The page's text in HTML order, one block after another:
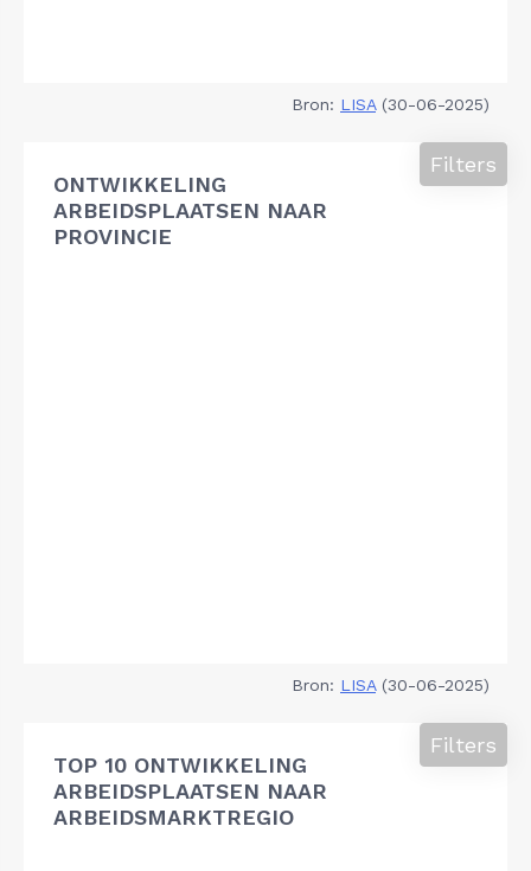
Bron: LISA(30-06-2025)
ONTWIKKELING
ARBEIDSPLAATSEN NAAR
PROVINCIE
Filters
Bron: LISA(30-06-2025)
TOP 10 ONTWIKKELING
ARBEIDSPLAATSEN NAAR
ARBEIDSMARKTREGIO
Filters